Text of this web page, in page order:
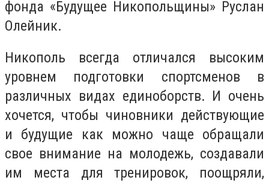
фонда «Будущее Никопольщины» Руслан
Олейник.
Никополь всегда отличался высоким
уровнем подготовки спортсменов в
различных видах единоборств. И очень
хочется, чтобы чиновники действующие
и будущие как можно чаще обращали
свое внимание на молодежь, создавали
им места для тренировок, поощряли,